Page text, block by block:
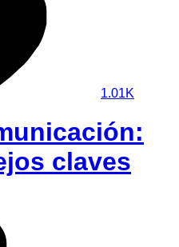
1.01K
claves